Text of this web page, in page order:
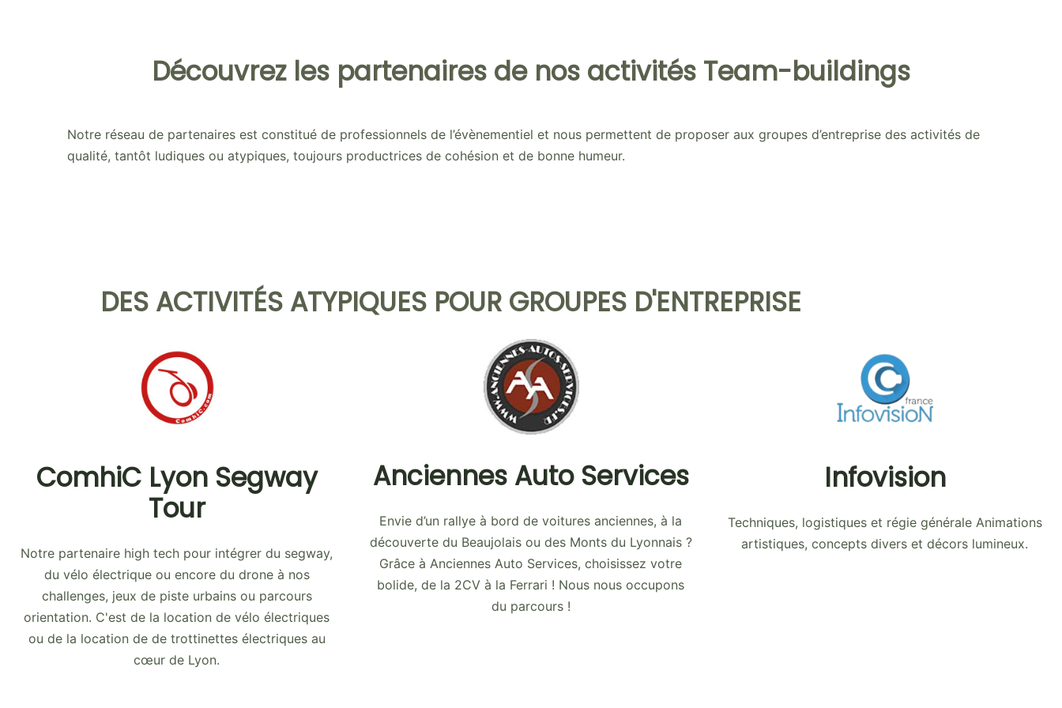
Découvrez les partenaires de nos activités Team-buildings
Notre réseau de partenaires est constitué de professionnels de l’évènementiel et nous permettent de proposer aux groupes d’entreprise des activités de
qualité, tantôt ludiques ou atypiques, toujours productrices de cohésion et de bonne humeur.
DES ACTIVITÉS ATYPIQUES POUR GROUPES D'ENTREPRISE
ComhiC Lyon Segway
Tour
Notre partenaire high tech pour intégrer du segway,
du vélo électrique ou encore du drone à nos
challenges, jeux de piste urbains ou parcours
orientation. C'est de la location de vélo électriques
ou de la location de de trottinettes électriques au
cœur de Lyon.
Anciennes Auto Services
Envie d’un rallye à bord de voitures anciennes, à la
découverte du Beaujolais ou des Monts du Lyonnais ?
Grâce à Anciennes Auto Services, choisissez votre
bolide, de la 2CV à la Ferrari ! Nous nous occupons
du parcours !
Infovision
Techniques, logistiques et régie générale Animations
artistiques, concepts divers et décors lumineux.